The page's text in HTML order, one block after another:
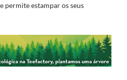
permite estampar os seus